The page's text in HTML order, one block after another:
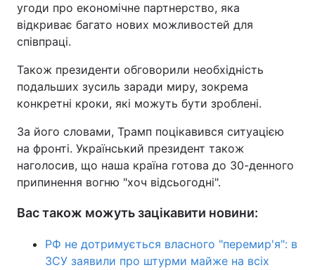
угоди про економічне партнерство, яка
відкриває багато нових можливостей для
співпраці.
Також президенти обговорили необхідність
подальших зусиль заради миру, зокрема
конкретні кроки, які можуть бути зроблені.
За його словами, Трамп поцікавився ситуацією
на фронті. Український президент також
наголосив, що наша країна готова до 30-денного
припинення вогню "хоч відсьогодні".
Вас також можуть зацікавити новини:
РФ не дотримується власного "перемир'я": в
ЗСУ заявили про штурми майже на всіх